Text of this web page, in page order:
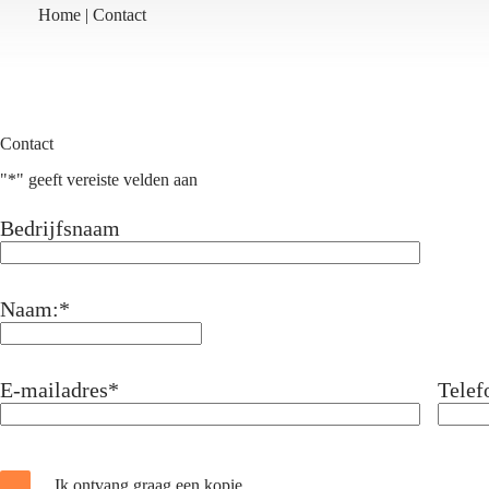
Home | Contact
Contact
"*" geeft vereiste velden aan
Bedrijfsnaam
Naam:*
E-mailadres*
Ik ontvang graag een kopie